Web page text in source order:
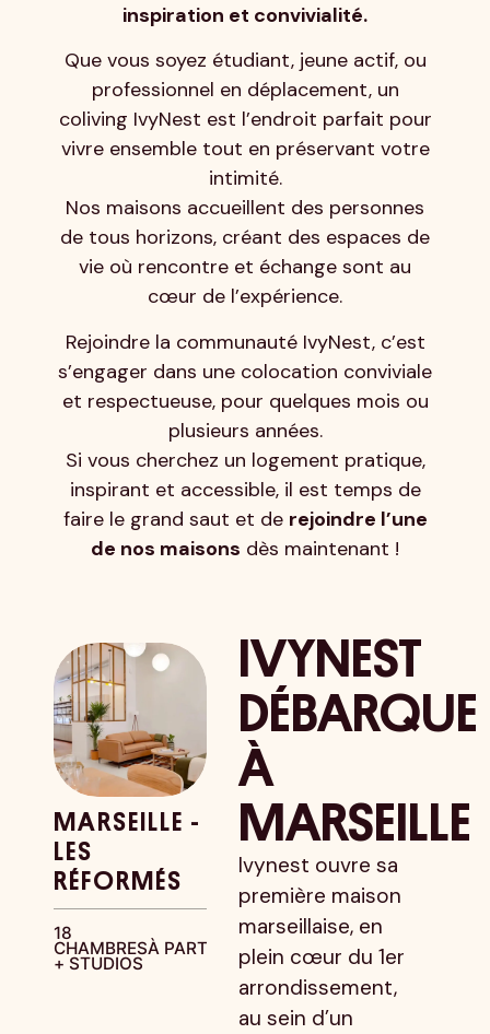
inspiration et convivialité.
Que vous soyez étudiant, jeune actif, ou
professionnel en déplacement, un
coliving IvyNest est l’endroit parfait pour
vivre ensemble tout en préservant votre
intimité.
Nos maisons accueillent des personnes
de tous horizons, créant des espaces de
vie où rencontre et échange sont au
cœur de l’expérience.
Rejoindre la communauté IvyNest, c’est
s’engager dans une colocation conviviale
et respectueuse, pour quelques mois ou
plusieurs années.
Si vous cherchez un logement pratique,
inspirant et accessible, il est temps de
faire le grand saut et de rejoindre l’une
de nos maisons dès maintenant !
MARSEILLE -
LES
RÉFORMÉS
18
CHAMBRES
+ STUDIOS
À PARTIR DE740€
IVYNEST
DÉBARQUE
À
MARSEILLE
Ivynest ouvre sa
première maison
marseillaise, en
plein cœur du 1er
arrondissement,
au sein d’un